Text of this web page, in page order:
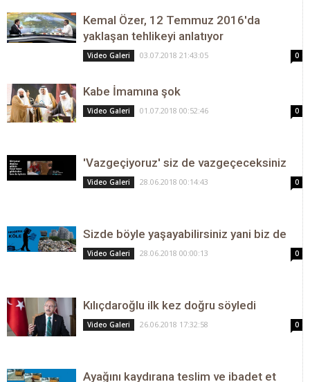
Kemal Özer, 12 Temmuz 2016'da
yaklaşan tehlikeyi anlatıyor
Video Galeri 03.07.2018 21:43:05 0
Kabe İmamına şok
Video Galeri 01.07.2018 00:52:46 0
'Vazgeçiyoruz' siz de vazgeçeceksiniz
Video Galeri 28.06.2018 00:14:43 0
Sizde böyle yaşayabilirsiniz yani biz de
Video Galeri 28.06.2018 00:00:13 0
Kılıçdaroğlu ilk kez doğru söyledi
Video Galeri 26.06.2018 17:32:58 0
Ayağını kaydırana teslim ve ibadet et